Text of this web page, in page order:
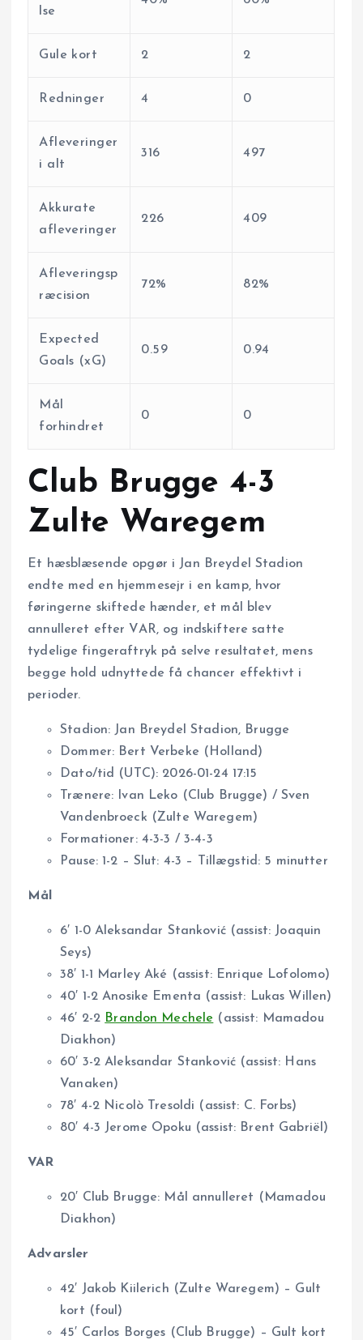
lse
Gule kort 2 2
Redninger 4 0
Afleveringer
i alt
316 497
Akkurate
afleveringer
226 409
Afleveringsp
ræcision
72% 82%
Expected
Goals (xG)
0.59 0.94
Mål
forhindret
0 0
Club Brugge 4-3
Zulte Waregem
Et hæsblæsende opgør i Jan Breydel Stadion
endte med en hjemmesejr i en kamp, hvor
føringerne skiftede hænder, et mål blev
annulleret efter VAR, og indskiftere satte
tydelige fingeraftryk på selve resultatet, mens
begge hold udnyttede få chancer effektivt i
perioder.
Stadion: Jan Breydel Stadion, Brugge
Dommer: Bert Verbeke (Holland)
Dato/tid (UTC): 2026-01-24 17:15
Trænere: Ivan Leko (Club Brugge) / Sven
Vandenbroeck (Zulte Waregem)
Formationer: 4-3-3 / 3-4-3
Pause: 1-2 – Slut: 4-3 – Tillægstid: 5 minutter
Mål
6′ 1-0 Aleksandar Stanković (assist: Joaquin
Seys)
38′ 1-1 Marley Aké (assist: Enrique Lofolomo)
40′ 1-2 Anosike Ementa (assist: Lukas Willen)
46′ 2-2 Brandon Mechele (assist: Mamadou
Diakhon)
60′ 3-2 Aleksandar Stanković (assist: Hans
Vanaken)
78′ 4-2 Nicolò Tresoldi (assist: C. Forbs)
80′ 4-3 Jerome Opoku (assist: Brent Gabriël)
VAR
20′ Club Brugge: Mål annulleret (Mamadou
Diakhon)
Advarsler
42′ Jakob Kiilerich (Zulte Waregem) – Gult
kort (foul)
45′ Carlos Borges (Club Brugge) – Gult kort